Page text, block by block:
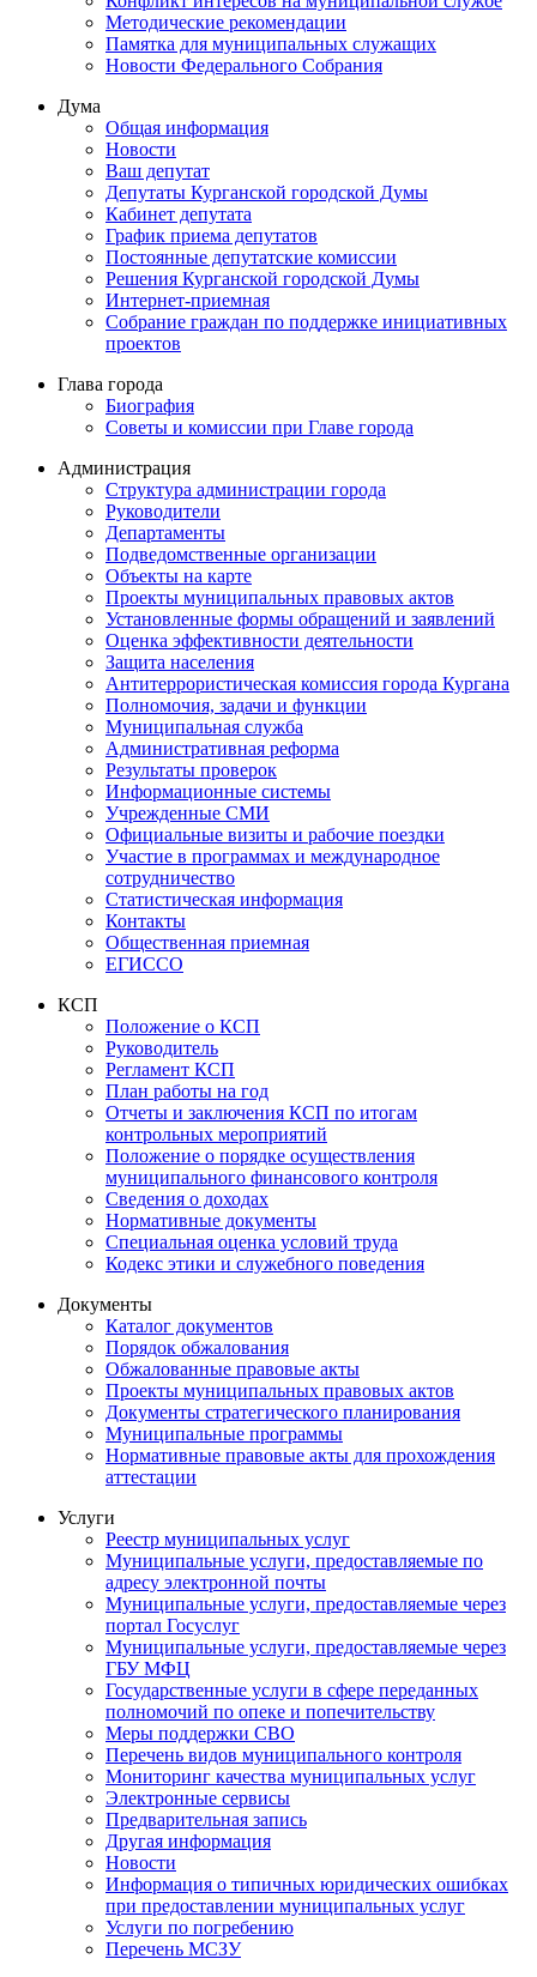
Методические рекомендации
Памятка для муниципальных служащих
Новости Федерального Cобрания
Дума
Общая информация
Новости
Ваш депутат
Депутаты Курганской городской Думы
Кабинет депутата
График приема депутатов
Постоянные депутатские комиссии
Решения Курганской городской Думы
Интернет-приемная
Собрание граждан по поддержке инициативных
проектов
Глава города
Биография
Советы и комиссии при Главе города
Администрация
Структура администрации города
Руководители
Департаменты
Подведомственные организации
Объекты на карте
Проекты муниципальных правовых актов
Установленные формы обращений и заявлений
Оценка эффективности деятельности
Защита населения
Антитеррористическая комиссия города Кургана
Полномочия, задачи и функции
Муниципальная служба
Административная реформа
Результаты проверок
Информационные системы
Учрежденные СМИ
Официальные визиты и рабочие поездки
Участие в программах и международное
сотрудничество
Статистическая информация
Контакты
Общественная приемная
ЕГИССО
КСП
Положение о КСП
Руководитель
Регламент КСП
План работы на год
Отчеты и заключения КСП по итогам
контрольных мероприятий
Положение о порядке осуществления
муниципального финансового контроля
Сведения о доходах
Нормативные документы
Специальная оценка условий труда
Кодекс этики и служебного поведения
Документы
Каталог документов
Порядок обжалования
Обжалованные правовые акты
Проекты муниципальных правовых актов
Документы стратегического планирования
Муниципальные программы
Нормативные правовые акты для прохождения
аттестации
Услуги
Реестр муниципальных услуг
Муниципальные услуги, предоставляемые по
адресу электронной почты
Муниципальные услуги, предоставляемые через
портал Госуслуг
Муниципальные услуги, предоставляемые через
ГБУ МФЦ
Государственные услуги в сфере переданных
полномочий по опеке и попечительству
Меры поддержки СВО
Перечень видов муниципального контроля
Мониторинг качества муниципальных услуг
Электронные сервисы
Предварительная запись
Другая информация
Новости
Информация о типичных юридических ошибках
при предоставлении муниципальных услуг
Услуги по погребению
Перечень МСЗУ